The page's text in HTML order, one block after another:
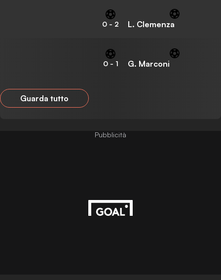
0 - 2 L. Clemenza
0- 1 G. Marconi
Guarda tutto
Pubblicità